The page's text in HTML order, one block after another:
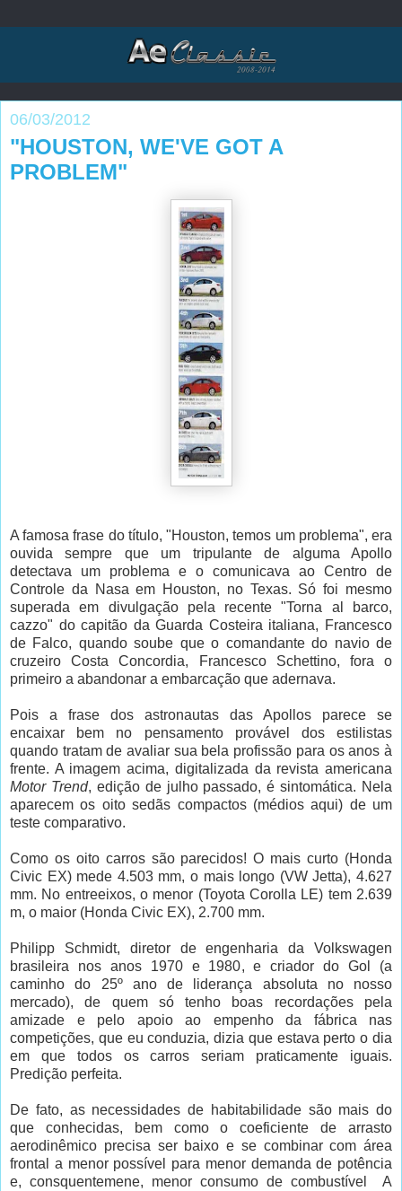
06/03/2012
"HOUSTON, WE'VE GOT A
PROBLEM"
A famosa frase do título, "Houston, temos um problema", era
ouvida sempre que um tripulante de alguma Apollo
detectava um problema e o comunicava ao Centro de
Controle da Nasa em Houston, no Texas. Só foi mesmo
superada em divulgação pela recente "Torna al barco,
cazzo" do capitão da Guarda Costeira italiana, Francesco
de Falco, quando soube que o comandante do navio de
cruzeiro Costa Concordia, Francesco Schettino, fora o
primeiro a abandonar a embarcação que adernava.
Pois a frase dos astronautas das Apollos parece se
encaixar bem no pensamento provável dos estilistas
quando tratam de avaliar sua bela profissão para os anos à
frente. A imagem acima, digitalizada da revista americana
Motor Trend, edição de julho passado, é sintomática. Nela
aparecem os oito sedãs compactos (médios aqui) de um
teste comparativo.
Como os oito carros são parecidos! O mais curto (Honda
Civic EX) mede 4.503 mm, o mais longo (VW Jetta), 4.627
mm. No entreeixos, o menor (Toyota Corolla LE) tem 2.639
m, o maior (Honda Civic EX), 2.700 mm.
Philipp Schmidt, diretor de engenharia da Volkswagen
brasileira nos anos 1970 e 1980, e criador do Gol (a
caminho do 25º ano de liderança absoluta no nosso
mercado), de quem só tenho boas recordações pela
amizade e pelo apoio ao empenho da fábrica nas
competições, que eu conduzia, dizia que estava perto o dia
em que todos os carros seriam praticamente iguais.
Predição perfeita.
De fato, as necessidades de habitabilidade são mais do
que conhecidas, bem como o coeficiente de arrasto
aerodinêmico precisa ser baixo e se combinar com área
frontal a menor possível para menor demanda de potência
e, consquentemene, menor consumo de combustível A